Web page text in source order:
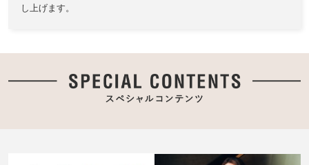
し上げます。